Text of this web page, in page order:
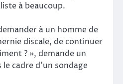
à beaucoup.
à un homme de
discale, de continuer
? », demande un
cadre d’un sondage